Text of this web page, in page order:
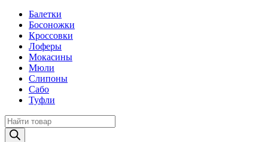
Балетки
Босоножки
Кроссовки
Лоферы
Мокасины
Мюли
Слипоны
Сабо
Туфли
Поиск
товаров